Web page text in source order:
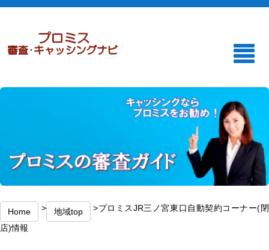
Home > 地域top >プロミスJR三ノ宮東口自動契約コーナー(閉
店)情報